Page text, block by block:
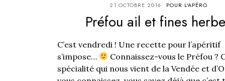
21 OCTOBRE 2016 POUR L'APÉRO
Préfou ail et fines
C’est vendredi ! Une recette pour l’apéritif
s’impose…
Connaissez-vous le Préfou ?
spécialité qui nous vient de la Vendée et